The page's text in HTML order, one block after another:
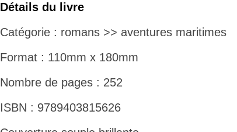
Détails du livre
Catégorie : romans >> aventures maritimes
Format : 110mm x 180mm
Nombre de pages : 252
ISBN : 9789403815626